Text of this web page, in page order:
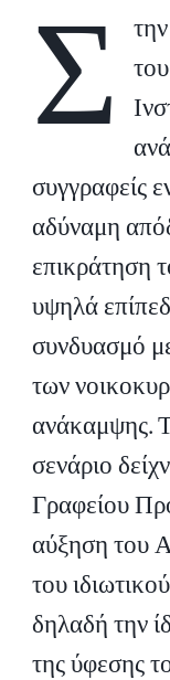
Σ
συγγραφείς
αδύναμη
επικράτηση
υψηλά
συνδυασμό
των
ανάκαμψης.
σενάριο
Γραφείου
αύξηση του
του
δηλαδή την
της ύφεσης